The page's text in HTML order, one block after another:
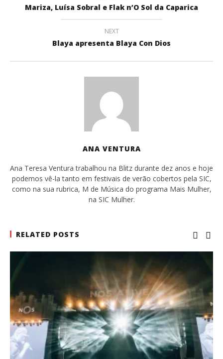
Mariza, Luísa Sobral e Flak n’O Sol da Caparica
NEXT
Blaya apresenta Blaya Con Dios
ANA VENTURA
Ana Teresa Ventura trabalhou na Blitz durante dez anos e hoje
podemos vê-la tanto em festivais de verão cobertos pela SIC,
como na sua rubrica, M de Música do programa Mais Mulher,
na SIC Mulher.
RELATED POSTS